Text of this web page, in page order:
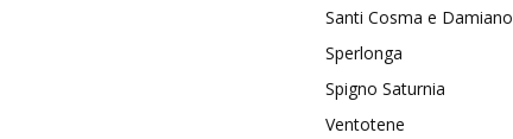
Santi Cosma e Damiano
Sperlonga
Spigno Saturnia
Ventotene